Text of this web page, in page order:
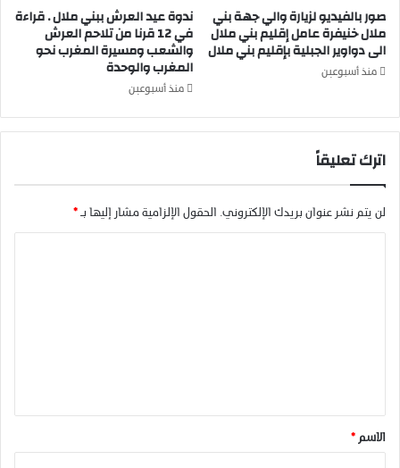
ا
ء
و
ا
ف
ت
ي
ي
م
ل
ب
س
د
ا
ط
2
)
؟
صور بالفيديو لزيارة والي جهة بني
ملال خنيفرة عامل إقليم بني ملال
الى دواوير الجبلية بإقليم بني ملال
منذ أسبوعين
ندوة عيد العرش ببني ملال . قراءة
في 12 قرنا من تلاحم العرش
والشعب ومسيرة المغرب نحو
المغرب والوحدة
منذ أسبوعين
اترك تعليقاً
لن يتم نشر عنوان بريدك الإلكتروني. الحقول الإلزامية مشار إليها بـ *
*الاسم *